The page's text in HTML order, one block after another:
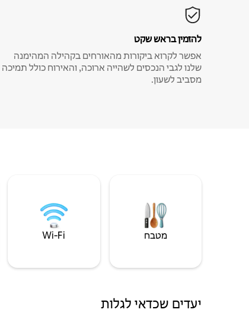
להזמין בראש שקט
אפשר לקרוא ביקורות מהאורחים בקהילה המהימנה
שלנו לגבי הנכסים לשהייה ארוכה, והאירוח כולל תמיכה
מסביב לשעון.
מטבח Wi‑Fi
יעדים שכדאי לגלות